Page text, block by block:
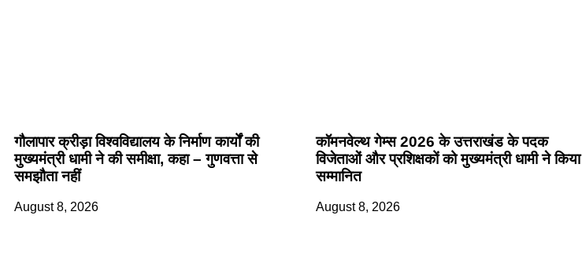
गौलापार क्रीड़ा विश्वविद्यालय के निर्माण कार्यों की
मुख्यमंत्री धामी ने की समीक्षा, कहा – गुणवत्ता से
समझौता नहीं
August 8, 2026
कॉमनवेल्थ गेम्स 2026 के उत्तराखंड के पदक
विजेताओं और प्रशिक्षकों को मुख्यमंत्री धामी ने किया
सम्मानित
August 8, 2026